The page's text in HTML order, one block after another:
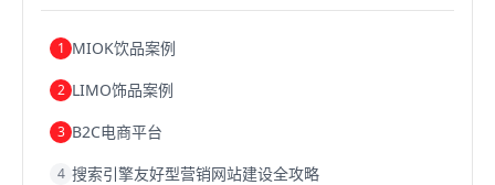
浙江跨境电商宁波跨境电商跨境电商的模式
跨境电商优势跨境电商的优势
1 MIOK饮品案例
2 LIMO饰品案例
3 B2C电商平台
4 搜索引擎友好型营销网站建设全攻略